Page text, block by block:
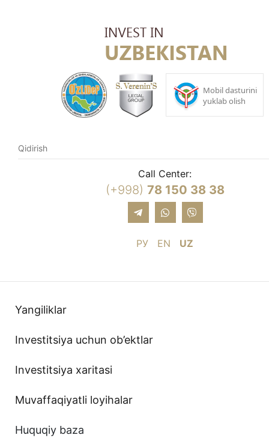
Call Center:
(+998) 78 150 38 38
РУ EN UZ
Yangiliklar
Investitsiya uchun ob’ektlar
Investitsiya xaritasi
Muvaffaqiyatli loyihalar
Huquqiy baza